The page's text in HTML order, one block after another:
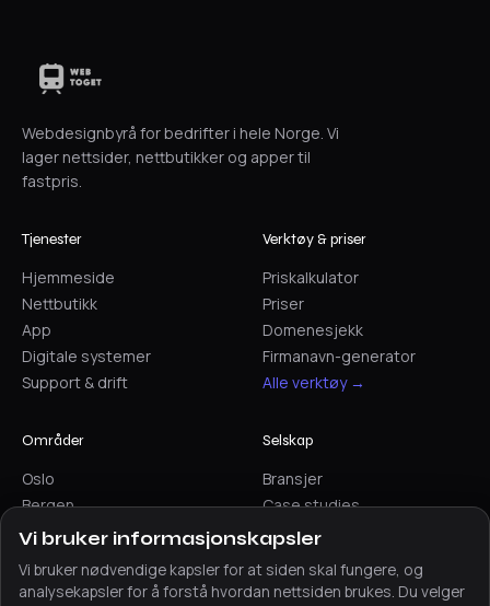
Webdesignbyrå for bedrifter i hele Norge. Vi
lager nettsider, nettbutikker og apper til
fastpris.
Tjenester
Hjemmeside
Nettbutikk
App
Digitale systemer
Support & drift
Verktøy & priser
Priskalkulator
Priser
Domenesjekk
Firmanavn-generator
Alle verktøy →
Områder
Oslo
Bergen
Trondheim
Alle områder →
Selskap
Bransjer
Case studies
Artikler
Kontakt
Vi bruker informasjonskapsler
Vi bruker nødvendige kapsler for at siden skal fungere, og
analysekapsler for å forstå hvordan nettsiden brukes. Du velger